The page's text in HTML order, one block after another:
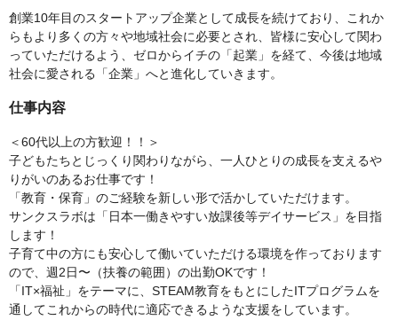
創業10年目のスタートアップ企業として成長を続けており、これか
らもより多くの方々や地域社会に必要とされ、皆様に安心して関わ
っていただけるよう、ゼロからイチの「起業」を経て、今後は地域
社会に愛される「企業」へと進化していきます。
仕事内容
＜60代以上の方歓迎！！＞
子どもたちとじっくり関わりながら、一人ひとりの成長を支えるや
りがいのあるお仕事です！
「教育・保育」のご経験を新しい形で活かしていただけます。
サンクスラボは「日本一働きやすい放課後等デイサービス」を目指
します！
子育て中の方にも安心して働いていただける環境を作っております
ので、週2日〜（扶養の範囲）の出勤OKです！
「IT×福祉」をテーマに、STEAM教育をもとにしたITプログラムを
通してこれからの時代に適応できるような支援をしています。